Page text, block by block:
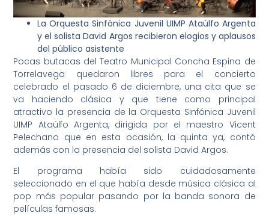
La Orquesta Sinfónica Juvenil UIMP Ataúlfo Argenta
y el solista David Argos recibieron elogios y aplausos
del público asistente
Pocas butacas del Teatro Municipal Concha Espina de
Torrelavega quedaron libres para el concierto
celebrado el pasado 6 de diciembre, una cita que se
va haciendo clásica y que tiene como principal
atractivo la presencia de la Orquesta Sinfónica Juvenil
UIMP Ataúlfo Argenta, dirigida por el maestro Vicent
Pelechano que en esta ocasión, la quinta ya, contó
además con la presencia del solista David Argos.
El programa había sido cuidadosamente
seleccionado en el que había desde música clásica al
pop más popular pasando por la banda sonora de
películas famosas.